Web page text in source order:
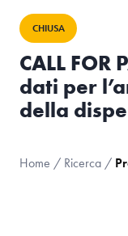
CHIUSA
CALL FOR
dati per
della
Home / Ricerca /